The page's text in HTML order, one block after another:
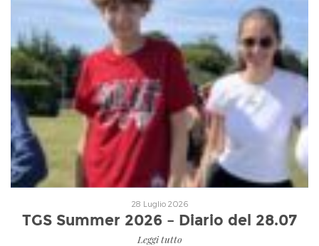
Leggi tutto
28 Luglio 2026
TGS Summer 2026 – Diario del 28.07
Leggi tutto